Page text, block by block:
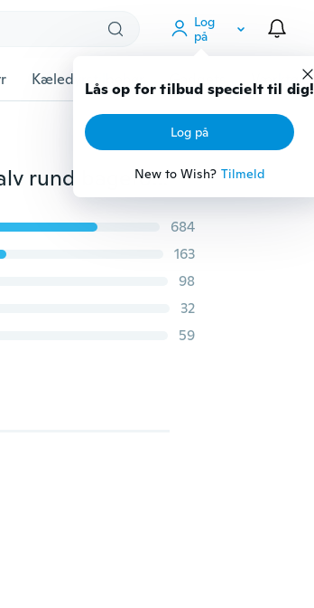
Log
på
Lås op for tilbud specielt til dig!
Log på
New to Wish? Tilmeld
Kæledyrstilbehør Gadgets Værktøj
Ny silikone skimmel til chokoladekage, 6 huller halv rund bageform til varm kakao, håndlavet slik, chokolade, musekage
684
163
98
32
59